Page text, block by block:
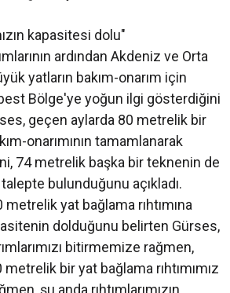
kapasitesi dolu"
ardından Akdeniz ve Orta
yatların bakım-onarım için
Bölge'ye yoğun ilgi gösterdiğini
geçen aylarda 80 metrelik bir
onarımının tamamlanarak
74 metrelik başka bir teknenin de
bulunduğunu açıkladı.
metrelik yat bağlama rıhtımına
dolduğunu belirten Gürses,
bitirmemize rağmen,
metrelik bir yat bağlama rıhtımımız
şu anda rıhtımlarımızın